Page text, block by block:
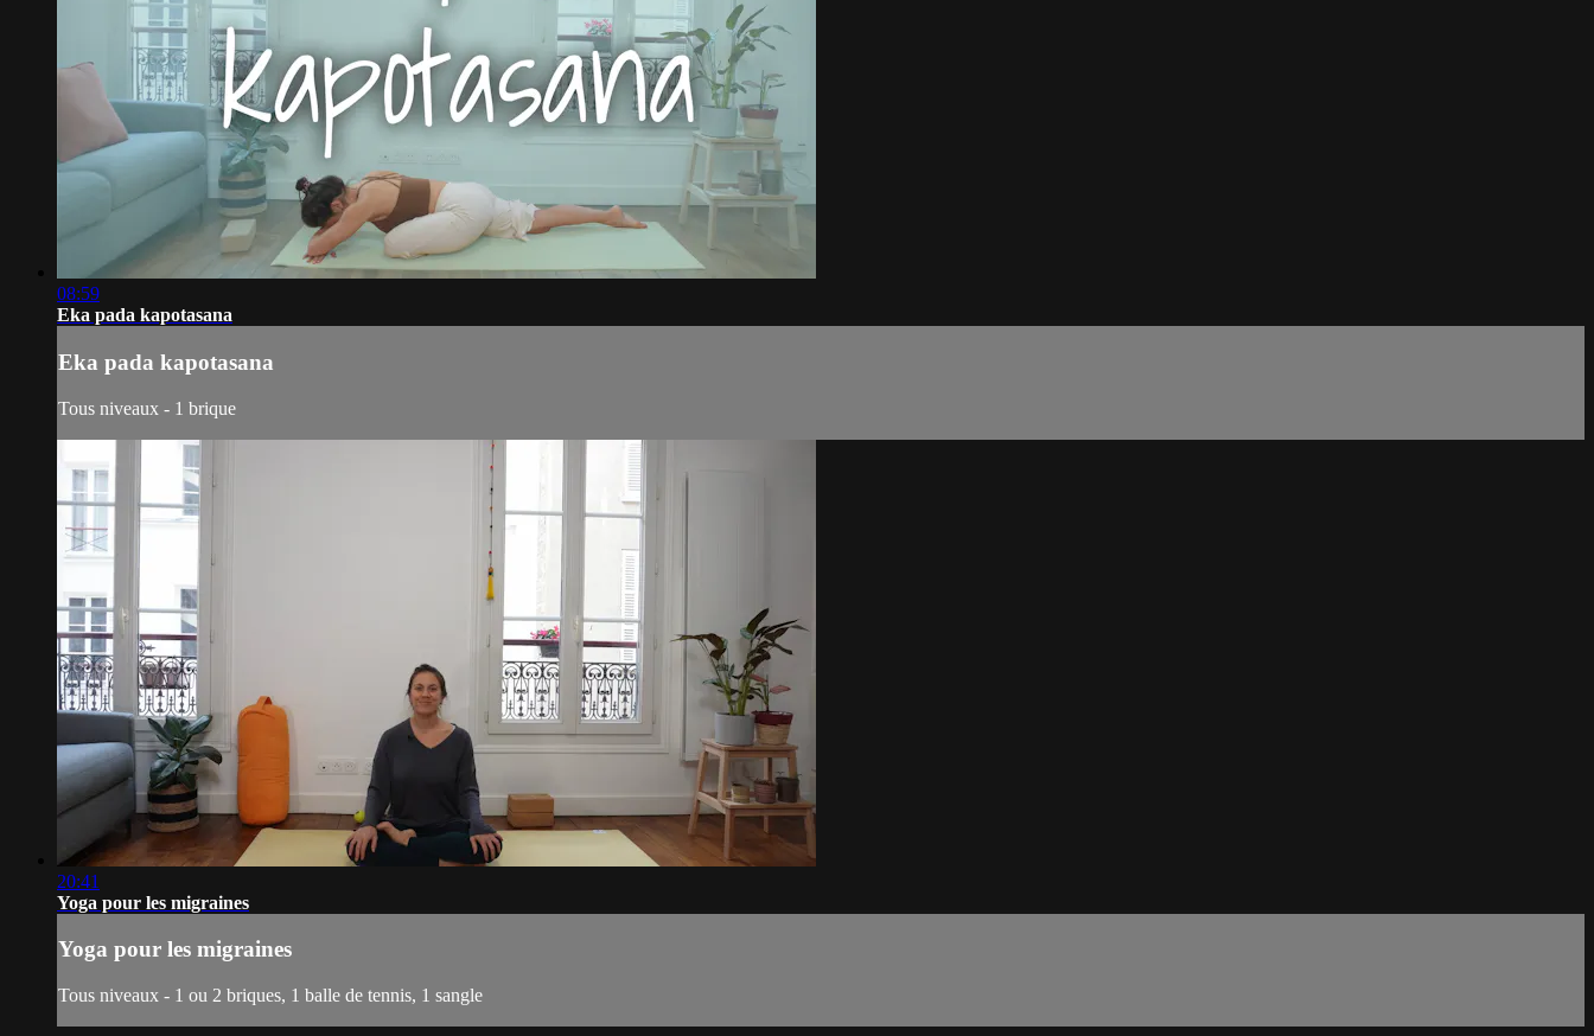
08:59
Eka pada kapotasana
Eka pada kapotasana
Tous niveaux - 1 brique
20:41
Yoga pour les migraines
Yoga pour les migraines
Tous niveaux - 1 ou 2 briques, 1 balle de tennis, 1 sangle